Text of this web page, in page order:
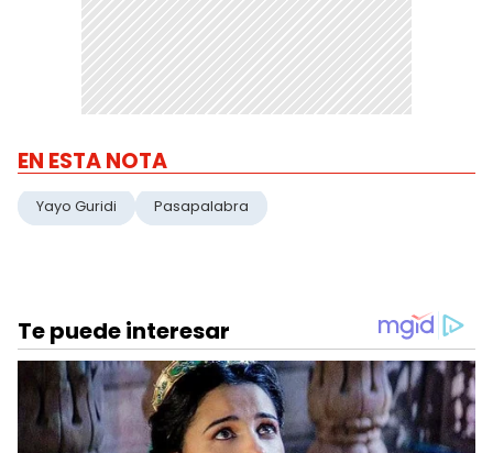
EN ESTA NOTA
Yayo Guridi Pasapalabra